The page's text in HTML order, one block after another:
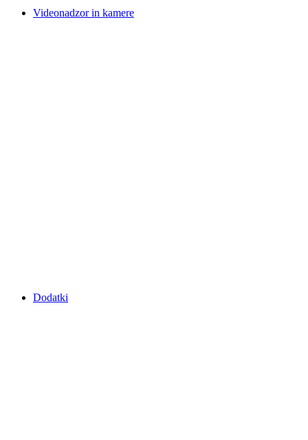
Videonadzor in kamere
Dodatki